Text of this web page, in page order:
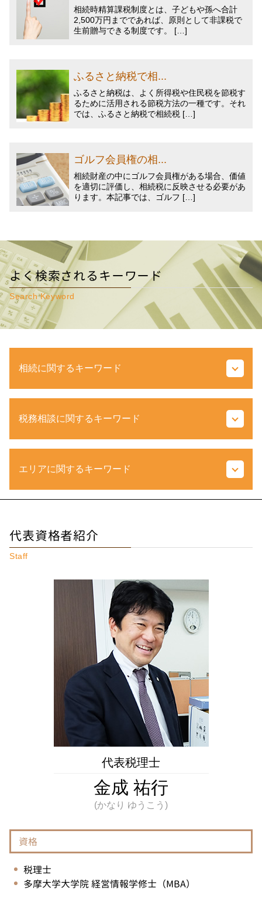
相続時精算課税制度とは、子どもや孫へ合計
2,500万円までであれば、原則として非課税で
生前贈与できる制度です。 […]
ふるさと納税で相...
ふるさと納税は、よく所得税や住民税を節税す
るために活用される節税方法の一種です。それ
では、ふるさと納税で相続税 […]
ゴルフ会員権の相...
相続財産の中にゴルフ会員権がある場合、価値
を適切に評価し、相続税に反映させる必要があ
ります。本記事では、ゴルフ […]
よく検索されるキーワード
Search Keyword
相続に関するキーワード
特定遺贈 とは
相続税対策 不動産
相続税 配偶者控除
不動産 持分 とは
みなし相続財産 非課税枠
相続税 申告 必要書類
仲介 手数料 とは
土地 売却 税金 特別 控除
税務相談に関するキーワード
法人 不動産 売却 税金
ふるさと納税 とは
所得 隠し とは
税務調査 どこまで調べる
法人住民税 とは
税額 控除 とは
訂正申告 とは
営業利益 とは
当期純利益 とは
法人 決算 提出書類
エリアに関するキーワード
不動産相続 国立市 税理士
税務相談 調布市 税理士
相続 調布市 相談
不動産相続 多摩市 相談
税務相談 埼玉県 税理士
不動産相続 多摩市 税理士
相続 国立市 相談
不動産相続 埼玉県 相談
相続税 神奈川県 税理士
相続 府中市 税理士
不動産相続 神奈川県 税理士
不動産相続 調布市 相談
税務相談 神奈川県 税理士
不動産相続 東京都 相談
代表資格者紹介
Staff
代表税理士
金成 祐行
資格
税理士
多摩大学大学院 経営情報学修士（MBA）